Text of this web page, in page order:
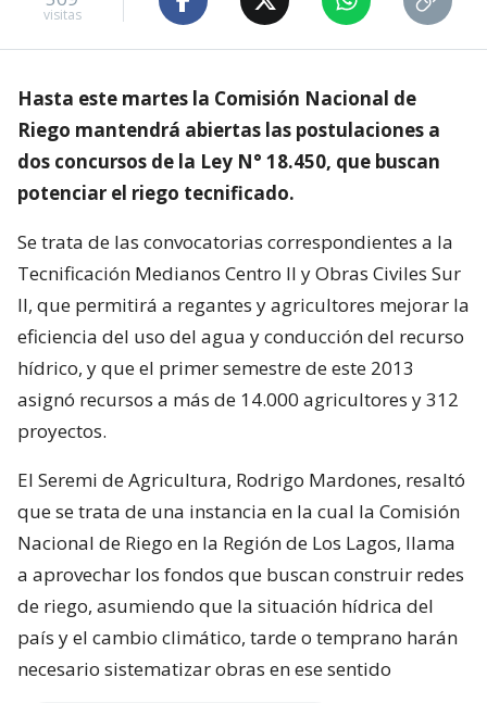
visitas
Hasta este martes la Comisión Nacional de
Riego mantendrá abiertas las postulaciones a
dos concursos de la Ley N° 18.450, que buscan
potenciar el riego tecnificado.
Se trata de las convocatorias correspondientes a la
Tecnificación Medianos Centro II y Obras Civiles Sur
II, que permitirá a regantes y agricultores mejorar la
eficiencia del uso del agua y conducción del recurso
hídrico, y que el primer semestre de este 2013
asignó recursos a más de 14.000 agricultores y 312
proyectos.
El Seremi de Agricultura, Rodrigo Mardones, resaltó
que se trata de una instancia en la cual la Comisión
Nacional de Riego en la Región de Los Lagos, llama
a aprovechar los fondos que buscan construir redes
de riego, asumiendo que la situación hídrica del
país y el cambio climático, tarde o temprano harán
necesario sistematizar obras en ese sentido